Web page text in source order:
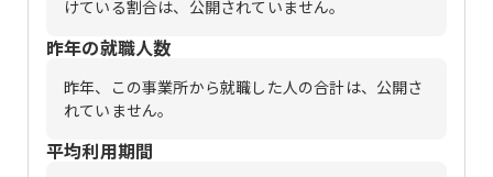
けている割合は、公開されていません。
昨年の就職人数
昨年、この事業所から就職した人の合計は、公開さ
れていません。
平均利用期間